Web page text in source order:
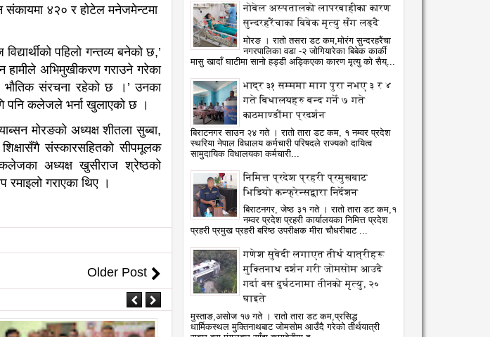
संकायमा ४२० र होटेल मनेजमेन्टमा
पहिलो गन्तव्य बनेको छ,’
हामीले अभिमुखीकरण गराउने गरेका
भौतिक संरचना रहेको छ ।’ उनका
पनि कलेजले भर्ना खुलाएको छ ।
मोरङको अध्यक्ष शीतला सुब्बा,
संस्कारसहितको सीपमूलक
अध्यक्ष खुसीराज श्रेष्ठको
रमाइलो गराएका थिए ।
Older Post
नोबेल अस्पतालको लापरबाहीका कारण
सुन्दरहरैंचाका बिबेक मृत्यु सँग लड्दै
मोरङ । रातो तसरा डट कम,मोरंग सुन्दरहरैंचा
नगरपालिका वडा -२ जोगियारेका बिबेक कार्की
मासु खादाँ घाटीमा सानो हड्डी अड्किएका कारण मृत्यु को सैय्...
भाद्र ३१ सम्ममा माग पुरा नभए ३ र ४
गते बिधालयहरु बन्द गर्ने ७ गते
काठमाण्डौंमा प्रदर्शन
बिराटनगर साउन २४ गते । रातो तारा डट कम, १ नम्वर प्रदेश
स्थरिया नेपाल विधालय कर्मचारी परिषदले राज्यको दायित्व
सामुदायिक विधालयका कर्मचारी...
निमित्त प्रदेश प्रहरी प्रमुखबाट
भिडियो कन्फ्रेन्सद्वारा निर्देशन
बिराटनगर, जेष्ठ ३१ गते । रातो तारा डट कम,१
नम्वर प्रदेश प्रहरी कार्यालयका निमित्त प्रदेश
प्रहरी प्रमुख प्रहरी बरिष्ठ उपरीक्षक मीरा चौधरीबाट ...
गणेश सुवेदी लगाएत तीर्थ यात्रीहरू
मुक्तिनाथ दर्शन गरी जोमसोम आउदै
गर्दा बस दुर्घटनामा तीनको मृत्यु, २०
घाइते
मुस्ताङ,असोज १७ गते । रातो तारा डट कम,प्रसिद्ध
धार्मिकस्थल मुक्तिनाथबाट जोमसोम आउँदै गरेको तीर्थयात्री